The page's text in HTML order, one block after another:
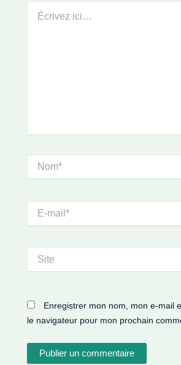
ici…
mail*
Enregistrer mon nom, mon e-mail
le navigateur pour mon prochain